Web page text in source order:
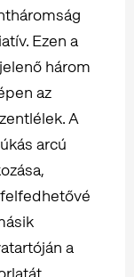
Ezen a
három
az
A
arcú
a